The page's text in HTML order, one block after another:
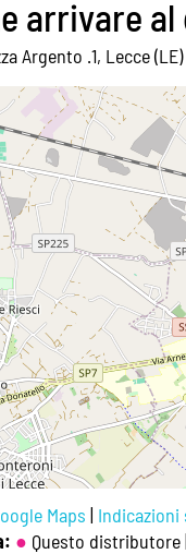
arrivare
Argento .1, Lecce (LE)
Maps | Indicazioni
● Questo distributore |